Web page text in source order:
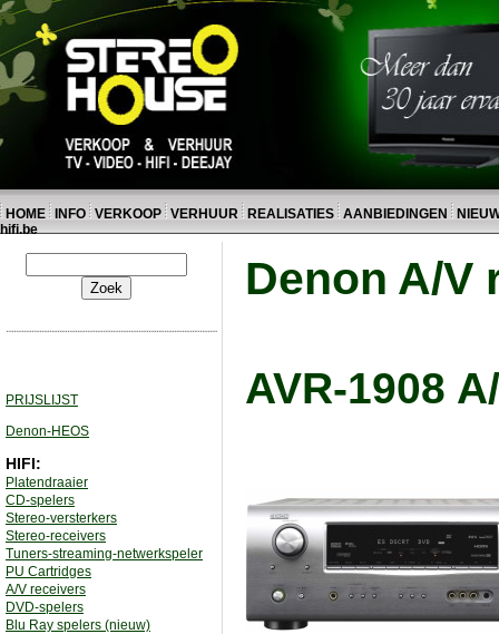
HOME INFO VERKOOP VERHUUR REALISATIES AANBIEDINGEN
hifi.be
PRIJSLIJST
Denon-HEOS
HIFI:
Platendraaier
CD-spelers
Stereo-versterkers
Stereo-receivers
Tuners-streaming-netwerkspeler
PU Cartridges
A/V receivers
DVD-spelers
Blu Ray spelers (nieuw)
Denon A/V
AVR-1908